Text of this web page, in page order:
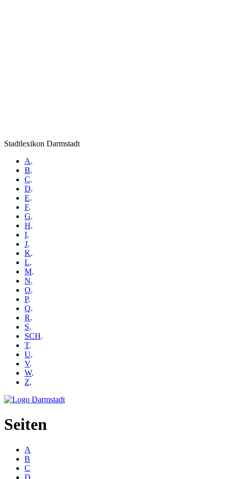
Stadtlexikon Darmstadt
A.
B.
C.
D.
E.
F.
G.
H.
I.
J.
K.
L.
M.
N.
O.
P.
Q.
R.
S.
SCH.
T.
U.
V.
W.
Z.
Seiten
A
B
C
D